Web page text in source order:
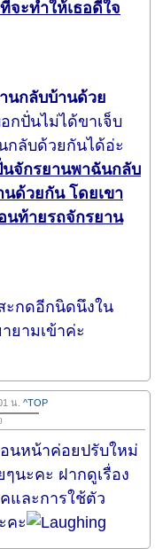
จะทำให้เธอดีใจ
นกลับบ้านด้วย
กปั่นไม่ได้ขาเจ็บ
กลับด้วยกันได้อ่ะ
นจักรยานพาฉันกลับ
นด้วยกัน โดยเขา
นท้ายรถจักรยาน
ะกดอีกนิดนึงใน
ยามเข้าค่ะ
น. ^TOP
นหน้าค่อยปรับใหม่
นะคะ ฝากดูเรื่อง
คและการใช้ตัว
คะ